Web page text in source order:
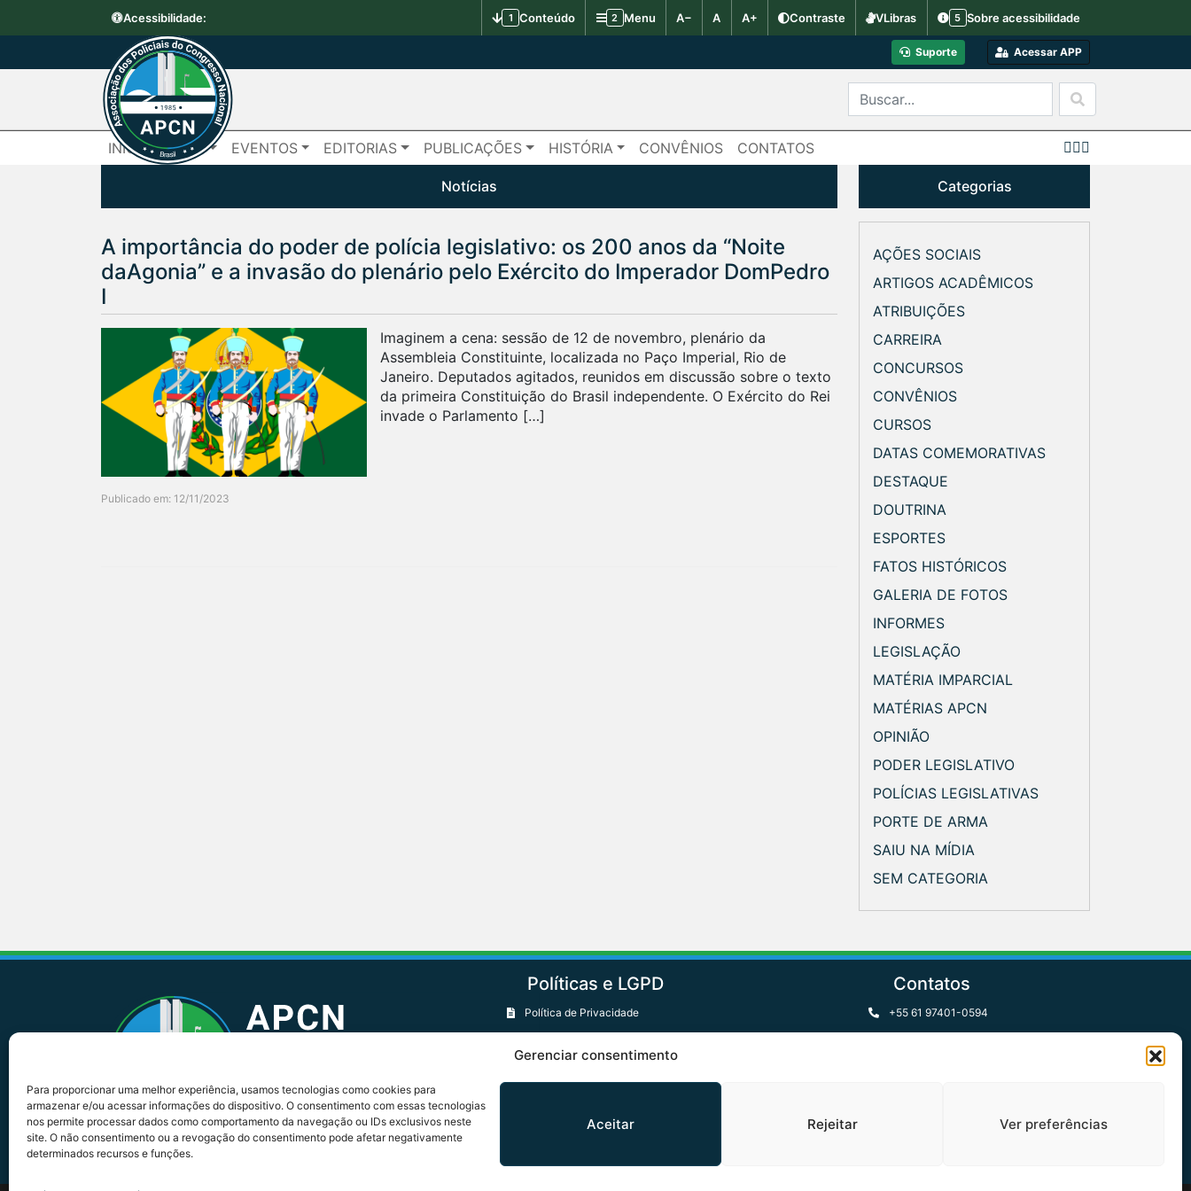
Gerenciar consentimento
Para proporcionar uma melhor experiência, usamos tecnologias como cookies para
armazenar e/ou acessar informações do dispositivo. O consentimento com essas tecnologias
nos permite processar dados como comportamento da navegação ou IDs exclusivos neste
site. O não consentimento ou a revogação do consentimento pode afetar negativamente
determinados recursos e funções.
Aceitar Rejeitar Ver preferências
Acessibilidade: 1 Conteúdo 2 Menu A− A A+ Contraste VLibras 5 Sobre acessibilidade
Suporte Acessar APP
INÍCIO APCN EVENTOS EDITORIAS PUBLICAÇÕES HISTÓRIA CONVÊNIOS CONTATOS
Notícias
A importância do poder de polícia legislativo: os 200 anos da “Noite
daAgonia” e a invasão do plenário pelo Exército do Imperador DomPedro
I
Imaginem a cena: sessão de 12 de novembro, plenário da
Assembleia Constituinte, localizada no Paço Imperial, Rio de
Janeiro. Deputados agitados, reunidos em discussão sobre o texto
da primeira Constituição do Brasil independente. O Exército do Rei
invade o Parlamento […]
Publicado em: 12/11/2023
Categorias
AÇÕES SOCIAIS
ARTIGOS ACADÊMICOS
ATRIBUIÇÕES
CARREIRA
CONCURSOS
CONVÊNIOS
CURSOS
DATAS COMEMORATIVAS
DESTAQUE
DOUTRINA
ESPORTES
FATOS HISTÓRICOS
GALERIA DE FOTOS
INFORMES
LEGISLAÇÃO
MATÉRIA IMPARCIAL
MATÉRIAS APCN
OPINIÃO
PODER LEGISLATIVO
POLÍCIAS LEGISLATIVAS
PORTE DE ARMA
SAIU NA MÍDIA
SEM CATEGORIA
Políticas e LGPD
Política de Privacidade
Política de Trocas e Devoluções
Contatos
+55 61 97401-0594
Congresso Nacional - Praça dos Três Poderes - Brasília DF - CEP